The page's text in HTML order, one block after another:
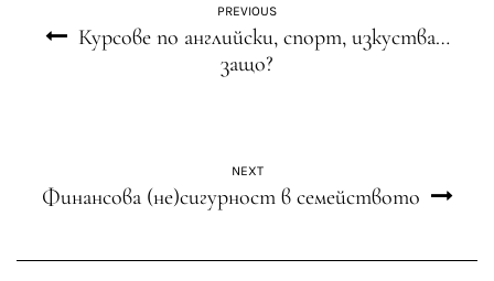
PREVIOUS
Курсове по английски, спорт, изкуства…
защо?
NEXT
Финансова (не)сигурност в семейството